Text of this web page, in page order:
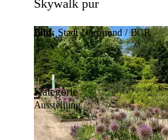
Skywalk pur
Bild: Stadt Dortmund / BGR
Kategorie
Ausstellung